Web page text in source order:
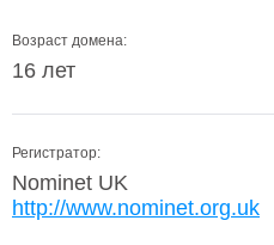
Возраст домена:
16 лет
Регистратор:
Nominet UK
http://www.nominet.org.uk